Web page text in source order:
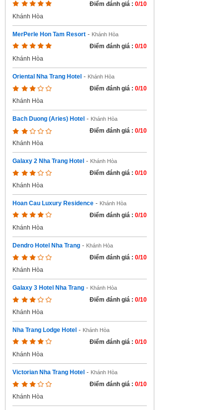
Điểm đánh giá : 0/10
Khánh Hòa
MerPerle Hon Tam Resort - Khánh Hòa
Điểm đánh giá : 0/10
Khánh Hòa
Oriental Nha Trang Hotel - Khánh Hòa
Điểm đánh giá : 0/10
Khánh Hòa
Bach Duong (Aries) Hotel - Khánh Hòa
Điểm đánh giá : 0/10
Khánh Hòa
Galaxy 2 Nha Trang Hotel - Khánh Hòa
Điểm đánh giá : 0/10
Khánh Hòa
Hoan Cau Luxury Residence - Khánh Hòa
Điểm đánh giá : 0/10
Khánh Hòa
Dendro Hotel Nha Trang - Khánh Hòa
Điểm đánh giá : 0/10
Khánh Hòa
Galaxy 3 Hotel Nha Trang - Khánh Hòa
Điểm đánh giá : 0/10
Khánh Hòa
Nha Trang Lodge Hotel - Khánh Hòa
Điểm đánh giá : 0/10
Khánh Hòa
Victorian Nha Trang Hotel - Khánh Hòa
Điểm đánh giá : 0/10
Khánh Hòa